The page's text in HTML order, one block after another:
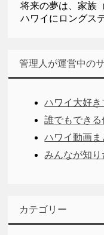
将来の夢は、家族
ハワイにロングス
管理人が運営中の
ハワイ大好き
誰でもでき
ハワイ動画ま
みんなが知り
カテゴリー